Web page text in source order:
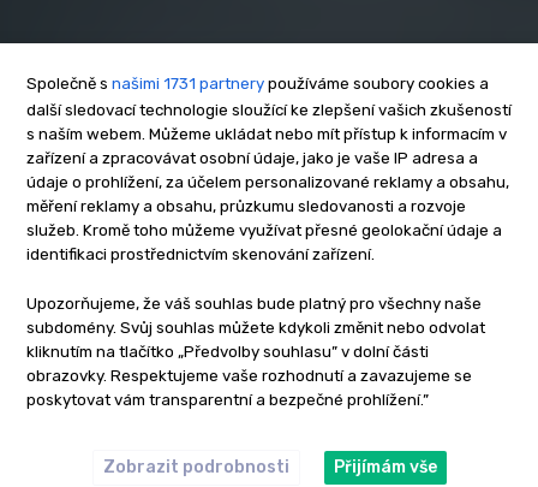
O nás
Kontakt
Reklama
Zásady soukromí
Cookies
Etický kodex
Redakce
InRybar.cz.
Společně s našimi 1731 partnery používáme soubory cookies a
další sledovací technologie sloužící ke zlepšení vašich zkušeností
s naším webem. Můžeme ukládat nebo mít přístup k informacím v
zařízení a zpracovávat osobní údaje, jako je vaše IP adresa a
údaje o prohlížení, za účelem personalizované reklamy a obsahu,
měření reklamy a obsahu, průzkumu sledovanosti a rozvoje
služeb. Kromě toho můžeme využívat přesné geolokační údaje a
identifikaci prostřednictvím skenování zařízení.
Upozorňujeme, že váš souhlas bude platný pro všechny naše
subdomény. Svůj souhlas můžete kdykoli změnit nebo odvolat
kliknutím na tlačítko „Předvolby souhlasu” v dolní části
obrazovky. Respektujeme vaše rozhodnutí a zavazujeme se
poskytovat vám transparentní a bezpečné prohlížení.”
Zobrazit podrobnosti Přijímám vše